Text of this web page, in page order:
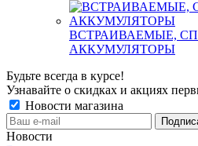
ВСТРАИВАЕМЫЕ,
АККУМУЛЯТОРЫ
Будьте всегда в курсе!
Узнавайте о скидках и акциях
Новости магазина
Новости